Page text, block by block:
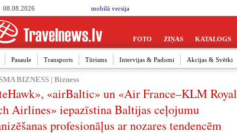
08.08.2026 mobilā versija
FOTO ZIŅAS KATALOGS
Pasaule Transports Tūrisms Intervijas & Padomi Akcijas & Svētki
BIZNESS | Bizness
«airBaltic» un «Air France–KLM Royal
Airlines» iepazīstina Baltijas ceļojumu
profesionāļus ar nozares tendencēm